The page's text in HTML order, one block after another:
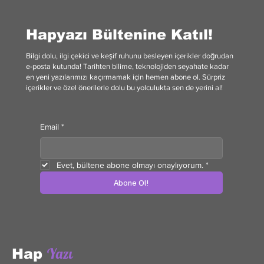
Hapyazı Bültenine Katıl!
Email *
Evet, bültene abone olmayı onaylıyorum. *
Abone Ol!
Bilgi dolu, ilgi çekici ve keşif ruhunu besleyen içerikler doğrudan
e-posta kutunda! Tarihten bilime, teknolojiden seyahate kadar
en yeni yazılarımızı kaçırmamak için hemen abone ol. Sürpriz
içerikler ve özel önerilerle dolu bu yolculukta sen de yerini al!
Hap Yazı